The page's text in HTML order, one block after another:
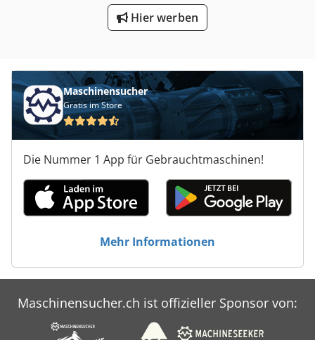
Hier werben
Maschinensucher
Gratis im Store
Die Nummer 1 App für Gebrauchtmaschinen!
Mehr Informationen
Maschinensucher.ch ist offizieller Sponsor von: